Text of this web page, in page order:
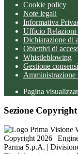
Cookie policy
Note legali
Informativa
Ufficio Relazioni
Dichiarazione di
Obiettivi di
Whistleblowing
Gestione
Amministrazione
Pagina
Sezione Copyright
Copyright 2026 |
Parma S.p.A. |